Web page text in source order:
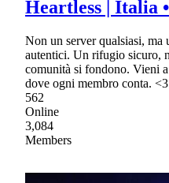
Heartless | Italia
Non un server qualsiasi, ma
autentici. Un rifugio sicuro,
comunità si fondono. Vieni
dove ogni membro conta. <3
562
Online
3,084
Members